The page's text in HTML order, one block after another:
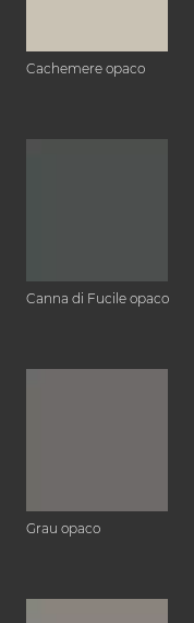
Cachemere opaco
Canna di Fucile opaco
Grau opaco